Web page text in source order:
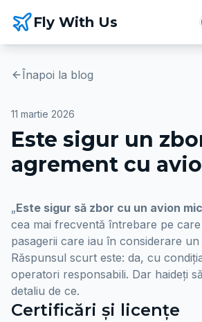
Fly With Us
Înapoi la blog
11 martie 2026
Este sigur un
agrement cu
„Este sigur să zbor cu un avion
cea mai frecventă întrebare pe
pasagerii care iau în considerare
Răspunsul scurt este: da, cu
operatori responsabili. Dar haideți
detaliu de ce.
Certificări și licențe